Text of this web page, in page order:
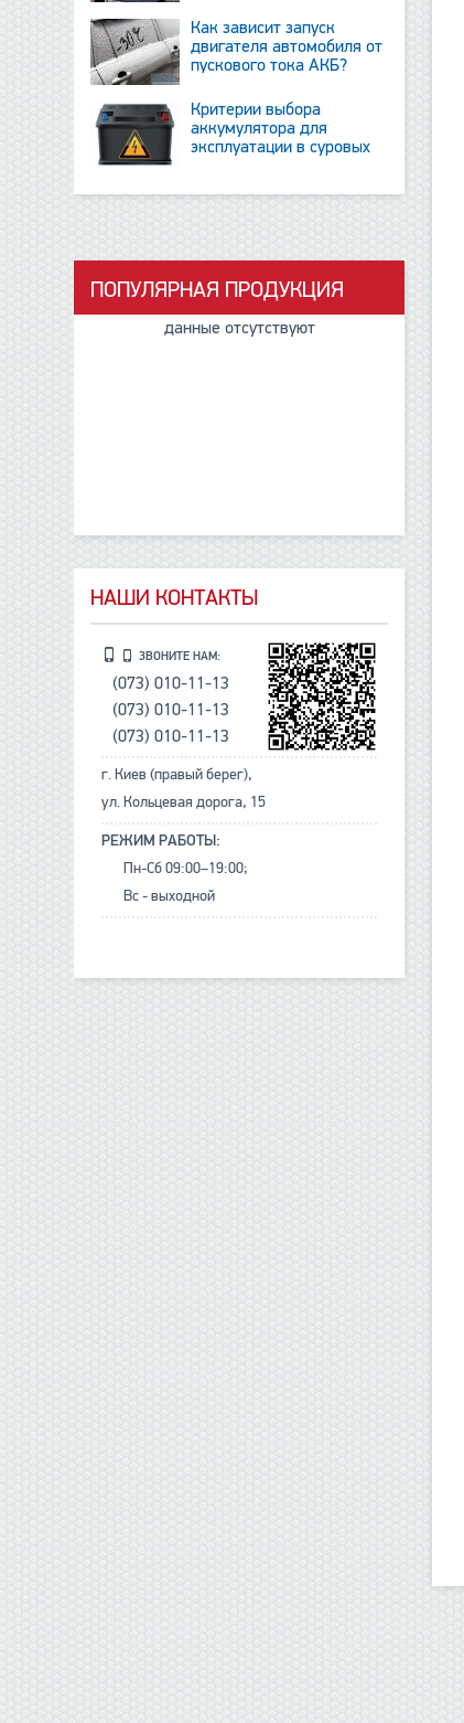
Как зависит запуск
двигателя автомобиля от
пускового тока АКБ?
Критерии выбора
аккумулятора для
эксплуатации в суровых
ПОПУЛЯРНАЯ ПРОДУКЦИЯ
данные отсутствуют
НАШИ КОНТАКТЫ
ЗВОНИТЕ НАМ:
(073) 010-11-13
(073) 010-11-13
(073) 010-11-13
г. Киев (правый берег),
ул. Кольцевая дорога, 15
РЕЖИМ РАБОТЫ:
Пн-Сб 09:00–19:00;
Вс - выходной